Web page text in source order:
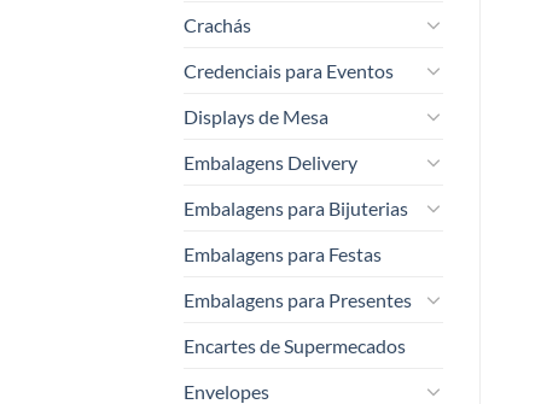
Crachás
Credenciais para Eventos
Displays de Mesa
Embalagens Delivery
Embalagens para Bijuterias
Embalagens para Festas
Embalagens para Presentes
Encartes de Supermecados
Envelopes